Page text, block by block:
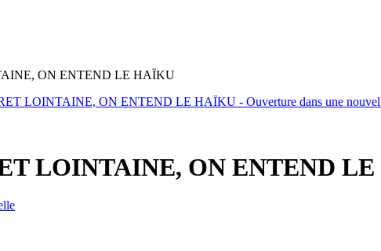
ON ENTEND LE HAÏKU
LOINTAINE, ON ENTEND